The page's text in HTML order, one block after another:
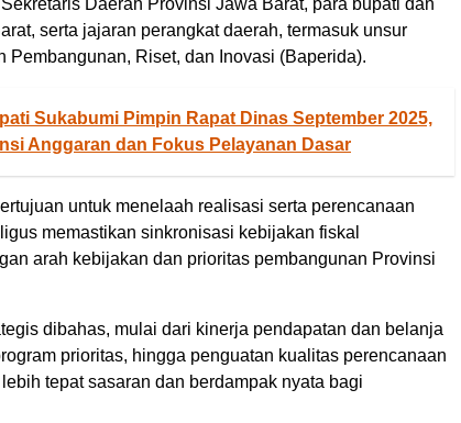
Daerah Provinsi Jawa Barat, para bupati dan
serta jajaran perangkat daerah, termasuk unsur
Pembangunan, Riset, dan Inovasi (Baperida).
Sukabumi Pimpin Rapat Dinas September 2025,
Anggaran dan Fokus Pelayanan Dasar
untuk menelaah realisasi serta perencanaan
memastikan sinkronisasi kebijakan fiskal
arah kebijakan dan prioritas pembangunan Provinsi
dibahas, mulai dari kinerja pendapatan dan belanja
prioritas, hingga penguatan kualitas perencanaan
tepat sasaran dan berdampak nyata bagi